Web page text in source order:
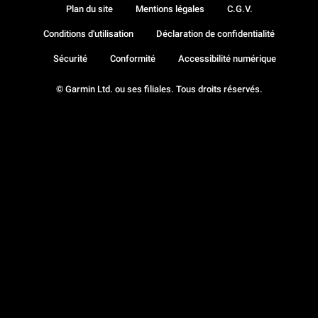
© Garmin Ltd. ou ses filiales. Tous droits réservés.
Plan du site Mentions légales C.G.V.
Conditions d'utilisation Déclaration de confidentialité
Sécurité Conformité Accessibilité numérique